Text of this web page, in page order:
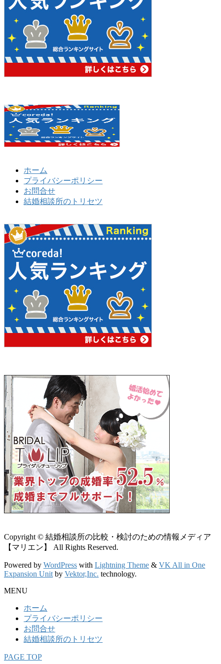
ホーム
プライバシーポリシー
お問合せ
結婚相談所のトリセツ
Copyright © 結婚相談所の比較・検討のための情報メディア
【マリエン】 All Rights Reserved.
Powered by WordPress with Lightning Theme & VK All in One
Expansion Unit by Vektor,Inc. technology.
MENU
ホーム
プライバシーポリシー
お問合せ
結婚相談所のトリセツ
PAGE TOP